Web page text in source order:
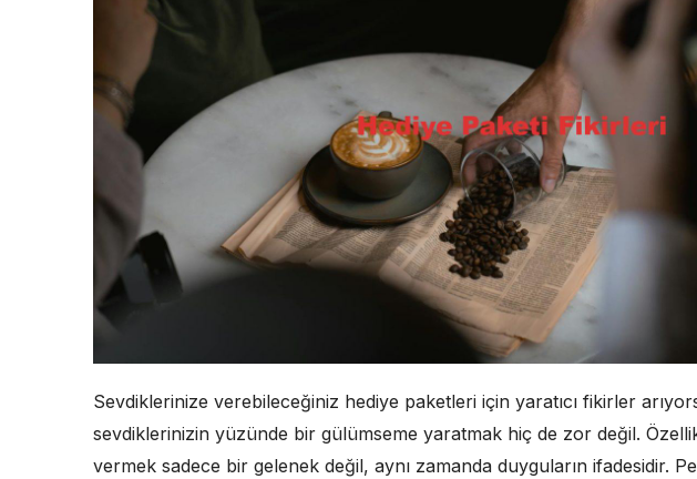
Sevdiklerinize verebileceğiniz hediye paketleri için yaratıcı fikirler
sevdiklerinizin yüzünde bir gülümseme yaratmak hiç de zor değil.
vermek sadece bir gelenek değil, aynı zamanda duyguların ifadesidir.